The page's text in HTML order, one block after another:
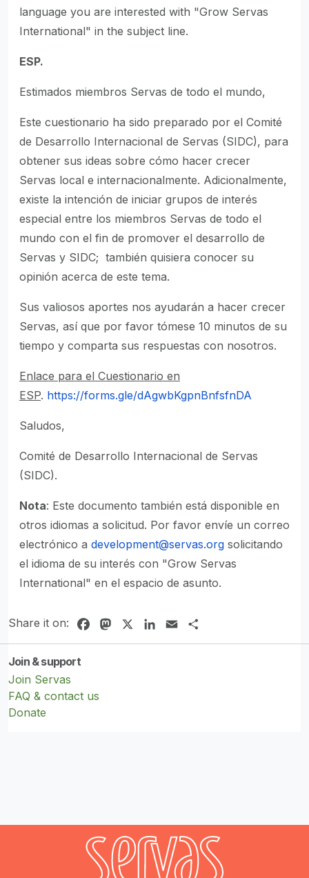
language you are interested with "Grow Servas
International" in the subject line.
ESP.
Estimados miembros Servas de todo el mundo,
Este cuestionario ha sido preparado por el Comité
de Desarrollo Internacional de Servas (SIDC), para
obtener sus ideas sobre cómo hacer crecer
Servas local e internacionalmente. Adicionalmente,
existe la intención de iniciar grupos de interés
especial entre los miembros Servas de todo el
mundo con el fin de promover el desarrollo de
Servas y SIDC; también quisiera conocer su
opinión acerca de este tema.
Sus valiosos aportes nos ayudarán a hacer crecer
Servas, así que por favor tómese 10 minutos de su
tiempo y comparta sus respuestas con nosotros.
Enlace para el Cuestionario en
ESP. https://forms.gle/dAgwbKgpnBnfsfnDA
Saludos,
Comité de Desarrollo Internacional de Servas
(SIDC).
Nota: Este documento también está disponible en
otros idiomas a solicitud. Por favor envíe un correo
electrónico a development@servas.org solicitando
el idioma de su interés con "Grow Servas
International" en el espacio de asunto.
Share it on: FacebookMastodonLinkedIn
Email
Join & support
Join Servas
FAQ & contact us
Donate